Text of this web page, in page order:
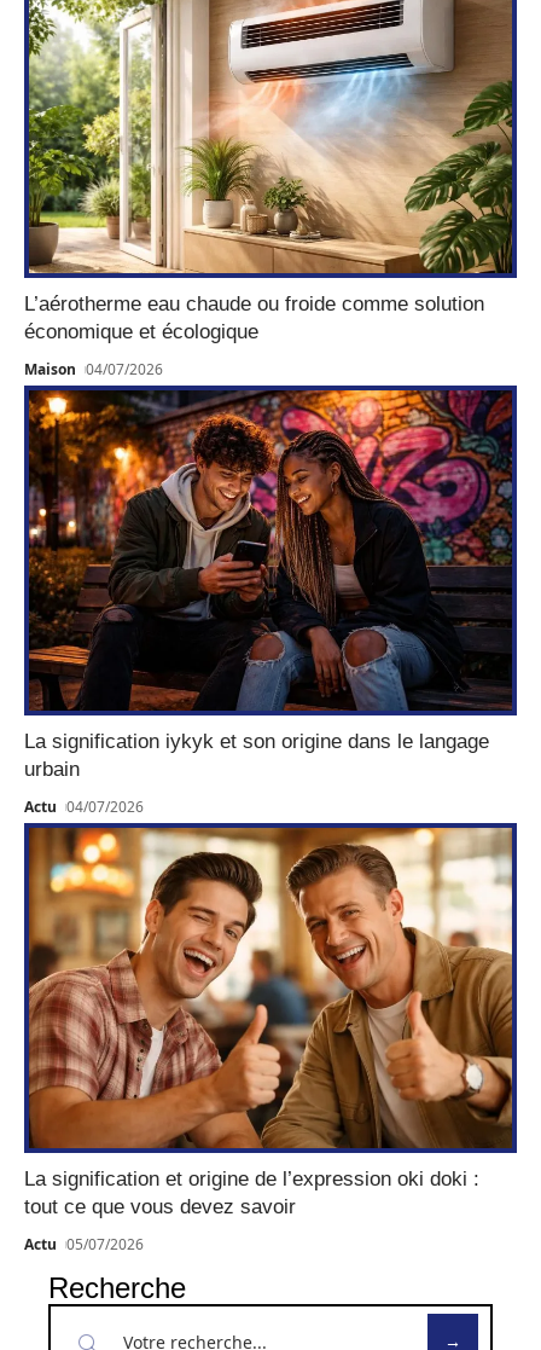
L’aérotherme eau chaude ou froide comme solution
économique et écologique
Maison 04/07/2026
La signification iykyk et son origine dans le langage
urbain
Actu 04/07/2026
La signification et origine de l’expression oki doki :
tout ce que vous devez savoir
Actu 05/07/2026
Recherche